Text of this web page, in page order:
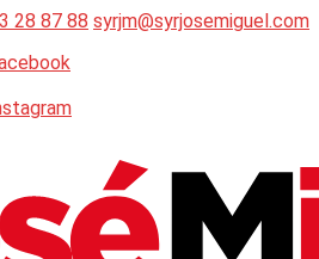
28 87 88 syrjm@syrjosemiguel.com